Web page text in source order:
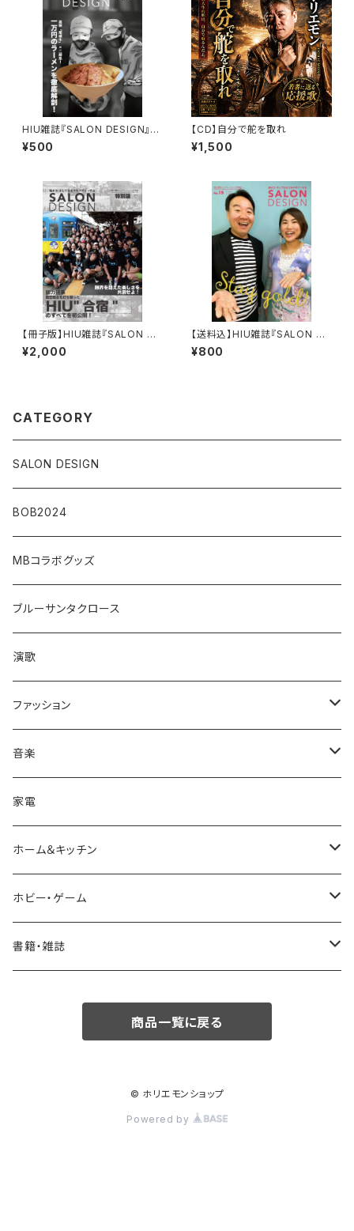
HIU雑誌『SALON DESIGN』v
ol.9（電子版）
¥500
【CD】自分で舵を取れ
¥1,500
【冊子版】HIU雑誌『SALON DE
SIGN』合宿特別版
¥2,000
【送料込】HIU雑誌『SALON DE
SIGN』vol.15（紙版）
¥800
CATEGORY
SALON DESIGN
BOB2024
MBコラボグッズ
ブルーサンタクロース
演歌
ファッション
帽子/トップス/ボトムス
キャップ
シャツ
アクセサリ
サングラス/メガネ
ファッション小物
エプソン
バッグ
音楽
CD
家電
ホーム＆キッチン
調理器具
鍋・フライパン
ホビー・ゲーム
ボードゲーム・カードゲーム
書籍・雑誌
商品一覧に戻る
© ホリエモンショップ
Powered by